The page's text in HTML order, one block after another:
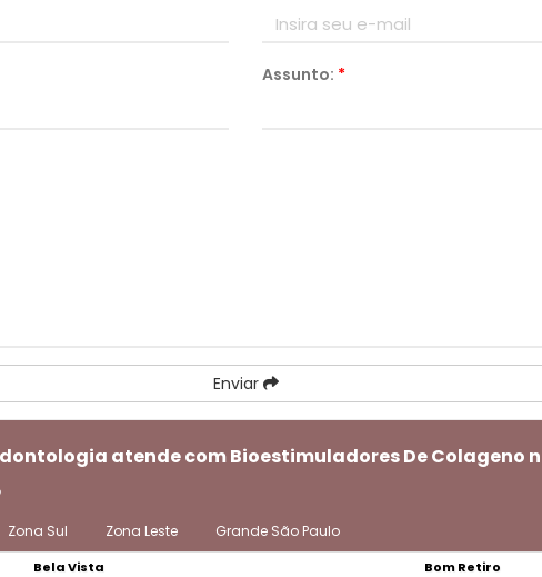
Assunto: *
Enviar
atende com Bioestimuladores De Colageno
Zona Sul Zona Leste Grande São Paulo
Bela Vista
Bom Retiro